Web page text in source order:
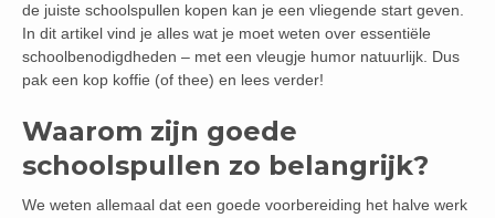
de juiste schoolspullen kopen kan je een vliegende start geven.
In dit artikel vind je alles wat je moet weten over essentiële
schoolbenodigdheden – met een vleugje humor natuurlijk. Dus
pak een kop koffie (of thee) en lees verder!
Waarom zijn goede
schoolspullen zo belangrijk?
We weten allemaal dat een goede voorbereiding het halve werk